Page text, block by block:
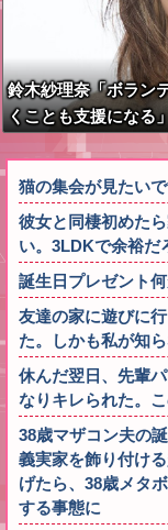
鈴木紗理奈「ボラン
くことも支援になる
猫の集会が見たいで
彼女と同棲初めた
い。3LDKで余裕だ
誕生日プレゼント
友達の家に遊びに
た。しかも私が知
休んだ翌日、先輩
なりキレられた。
38歳マザコン夫の
義実家を飾り付け
げたら、38歳メタ
する事態に